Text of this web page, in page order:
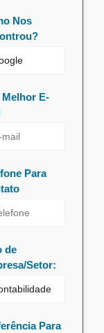
Nos
Melhor E-
Para
de
Setor:
Para